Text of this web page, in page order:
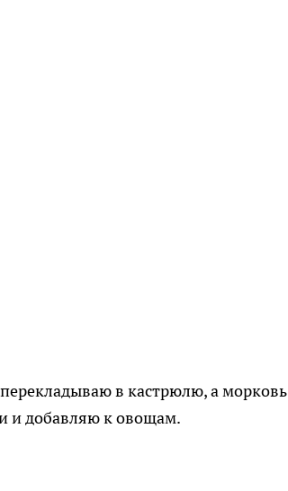
в кастрюлю, а морковь
и добавляю к овощам.